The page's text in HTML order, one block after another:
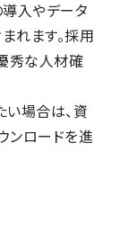
導入やデータ
れます。採用
秀な人材確
場合は、資
ンロードを進